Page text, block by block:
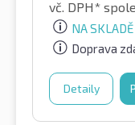
vč. DPH*
NA SKLADĚ
Doprava
Detaily